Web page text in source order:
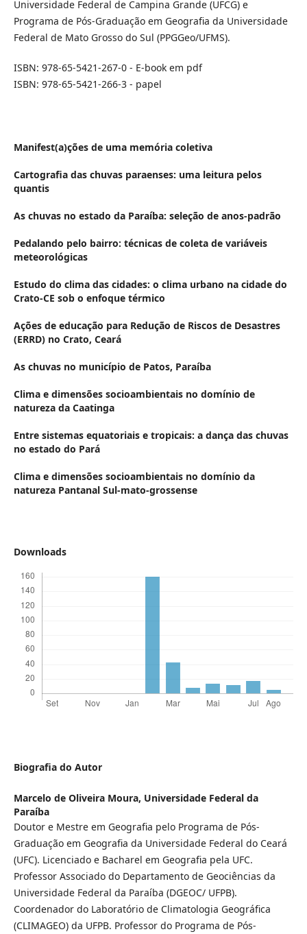
Universidade Federal de Campina Grande (UFCG) e
Programa de Pós-Graduação em Geografia da Universidade
Federal de Mato Grosso do Sul (PPGGeo/UFMS).
ISBN: 978-65-5421-267-0 - E-book em pdf
ISBN: 978-65-5421-266-3 - papel
Manifest(a)ções de uma memória coletiva
Cartografia das chuvas paraenses: uma leitura pelos
quantis
As chuvas no estado da Paraíba: seleção de anos-padrão
Pedalando pelo bairro: técnicas de coleta de variáveis
meteorológicas
Estudo do clima das cidades: o clima urbano na cidade do
Crato-CE sob o enfoque térmico
Ações de educação para Redução de Riscos de Desastres
(ERRD) no Crato, Ceará
As chuvas no município de Patos, Paraíba
Clima e dimensões socioambientais no domínio de
natureza da Caatinga
Entre sistemas equatoriais e tropicais: a dança das chuvas
no estado do Pará
Clima e dimensões socioambientais no domínio da
natureza Pantanal Sul-mato-grossense
Downloads
Biografia do Autor
Marcelo de Oliveira Moura, Universidade Federal da
Paraíba
Doutor e Mestre em Geografia pelo Programa de Pós-
Graduação em Geografia da Universidade Federal do Ceará
(UFC). Licenciado e Bacharel em Geografia pela UFC.
Professor Associado do Departamento de Geociências da
Universidade Federal da Paraíba (DGEOC/ UFPB).
Coordenador do Laboratório de Climatologia Geográfica
(CLIMAGEO) da UFPB. Professor do Programa de Pós-